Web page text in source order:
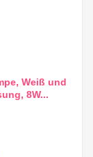
Weiß und
8W...